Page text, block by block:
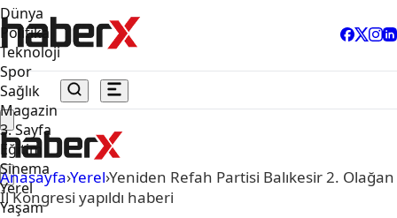
Dünya
Politika
Teknoloji
Spor
Sağlık
Magazin
3. Sayfa
Eğitim
Sinema
Yerel
Yaşam
Anasayfa›Yerel›Yeniden Refah Partisi Balıkesir 2. Olağan
İl Kongresi yapıldı haberi